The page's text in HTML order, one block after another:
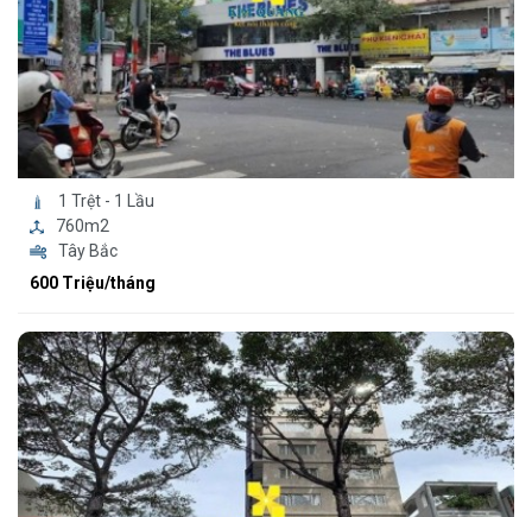
1 Trệt - 1 Lầu
760m2
Tây Bắc
600 Triệu/tháng